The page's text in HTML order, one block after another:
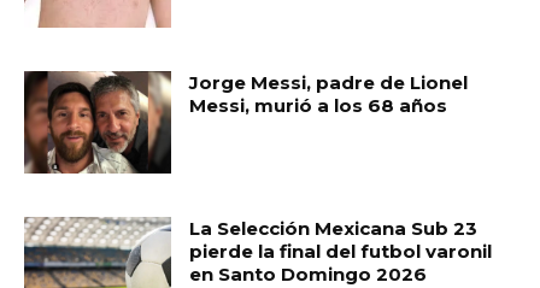
Jorge Messi, padre de Lionel
Messi, murió a los 68 años
La Selección Mexicana Sub 23
pierde la final del futbol varonil
en Santo Domingo 2026